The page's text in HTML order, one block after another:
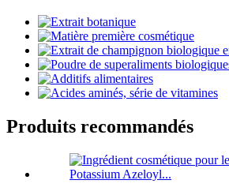
Produits recommandés